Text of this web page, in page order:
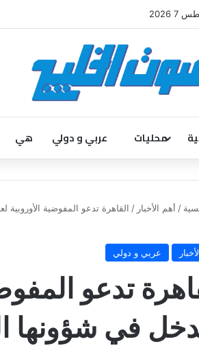
2026
محليات عربي و دولي هي
/ أهم الأخبار / القاهرة تدعو المفوضية
عربي و دولي
تدعو
في شؤونها